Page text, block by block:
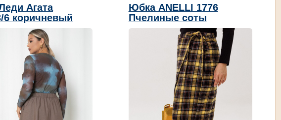
Агата
6 коричневый
Юбка ANELLI 1776
Пчелиные соты